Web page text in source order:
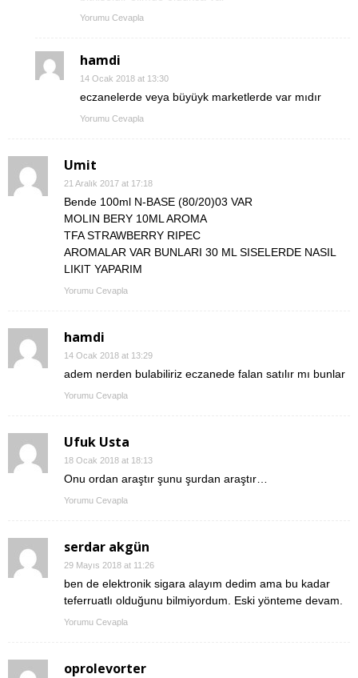
Yorumu Cevapla
hamdi
14 Ocak 2018 at 13:30
eczanelerde veya büyüyk marketlerde var mıdır
Yorumu Cevapla
Umit
21 Aralık 2017 at 17:18
Bende 100ml N-BASE (80/20)03 VAR
MOLIN BERY 10ML AROMA
TFA STRAWBERRY RIPEC
AROMALAR VAR BUNLARI 30 ML SISELERDE NASIL
LIKIT YAPARIM
Yorumu Cevapla
hamdi
14 Ocak 2018 at 13:29
adem nerden bulabiliriz eczanede falan satılır mı bunlar
Yorumu Cevapla
Ufuk Usta
18 Ocak 2018 at 18:13
Onu ordan araştır şunu şurdan araştır…
Yorumu Cevapla
serdar akgün
29 Mayıs 2018 at 11:26
ben de elektronik sigara alayım dedim ama bu kadar
teferruatlı olduğunu bilmiyordum. Eski yönteme devam.
Yorumu Cevapla
oprolevorter